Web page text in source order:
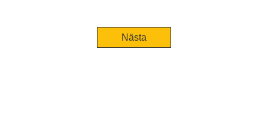
Nästa